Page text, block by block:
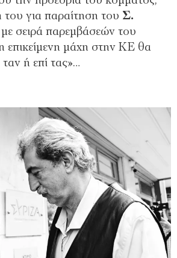
του για παραίτηση του Σ.
σειρά παρεμβάσεών του
η επικείμενη μάχη στην ΚΕ θα
ή επί τας»…